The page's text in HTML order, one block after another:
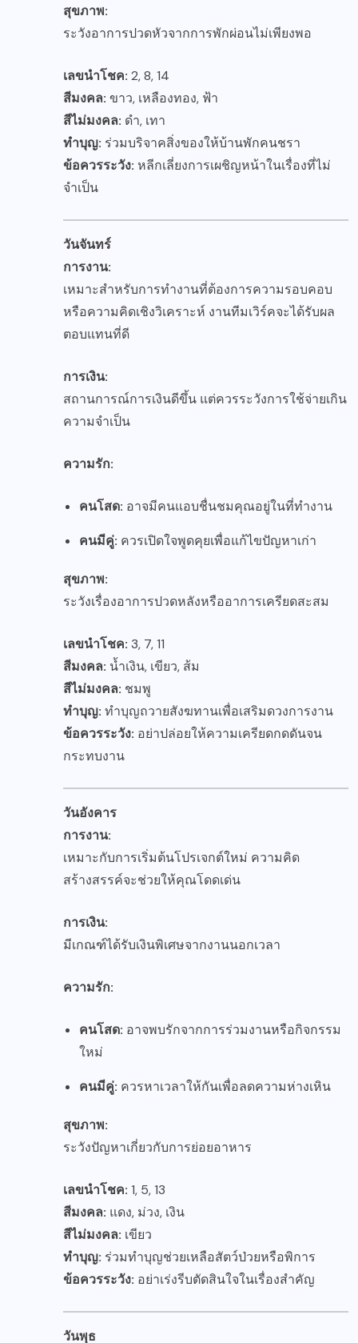
สุขภาพ:
ระวังอาการปวดหัวจากการพักผ่อนไม่เพียงพอ
เลขนำโชค: 2, 8, 14
สีมงคล: ขาว, เหลืองทอง, ฟ้า
สีไม่มงคล: ดำ, เทา
ทำบุญ: ร่วมบริจาคสิ่งของให้บ้านพักคนชรา
ข้อควรระวัง: หลีกเลี่ยงการเผชิญหน้าในเรื่องที่ไม่
จำเป็น
วันจันทร์
การงาน:
เหมาะสำหรับการทำงานที่ต้องการความรอบคอบ
หรือความคิดเชิงวิเคราะห์ งานทีมเวิร์คจะได้รับผล
ตอบแทนที่ดี
การเงิน:
สถานการณ์การเงินดีขึ้น แต่ควรระวังการใช้จ่ายเกิน
ความจำเป็น
ความรัก:
คนโสด: อาจมีคนแอบชื่นชมคุณอยู่ในที่ทำงาน
คนมีคู่: ควรเปิดใจพูดคุยเพื่อแก้ไขปัญหาเก่า
สุขภาพ:
ระวังเรื่องอาการปวดหลังหรืออาการเครียดสะสม
เลขนำโชค: 3, 7, 11
สีมงคล: น้ำเงิน, เขียว, ส้ม
สีไม่มงคล: ชมพู
ทำบุญ: ทำบุญถวายสังฆทานเพื่อเสริมดวงการงาน
ข้อควรระวัง: อย่าปล่อยให้ความเครียดกดดันจน
กระทบงาน
วันอังคาร
การงาน:
เหมาะกับการเริ่มต้นโปรเจกต์ใหม่ ความคิด
สร้างสรรค์จะช่วยให้คุณโดดเด่น
การเงิน:
มีเกณฑ์ได้รับเงินพิเศษจากงานนอกเวลา
ความรัก:
คนโสด: อาจพบรักจากการร่วมงานหรือกิจกรรม
ใหม่
คนมีคู่: ควรหาเวลาให้กันเพื่อลดความห่างเหิน
สุขภาพ:
ระวังปัญหาเกี่ยวกับการย่อยอาหาร
เลขนำโชค: 1, 5, 13
สีมงคล: แดง, ม่วง, เงิน
สีไม่มงคล: เขียว
ทำบุญ: ร่วมทำบุญช่วยเหลือสัตว์ป่วยหรือพิการ
ข้อควรระวัง: อย่าเร่งรีบตัดสินใจในเรื่องสำคัญ
วันพุธ